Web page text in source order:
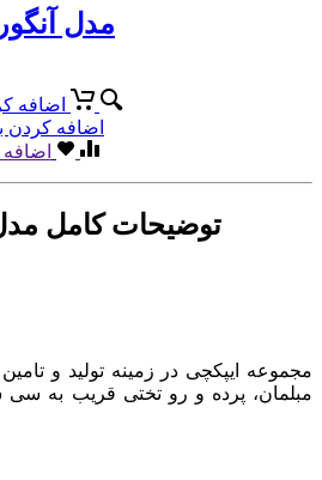
مدل آنگورا
اضافه
اضافه کردن
توضیحات کامل مدل
مجموعه ایپکچی در زمینه تولید و
مبلمان، پرده و رو تختی قریب به